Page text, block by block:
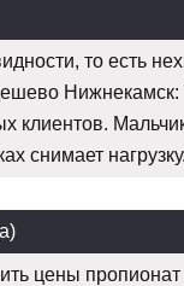
то есть
Нижнекамск:
клиентов.
снимает нагрузку.
цены пропионат